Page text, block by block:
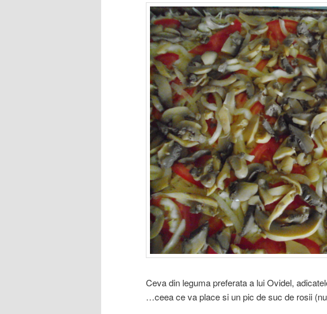
Ceva din leguma preferata a lui Ovidel,
…ceea ce va place si un pic de suc de rosii